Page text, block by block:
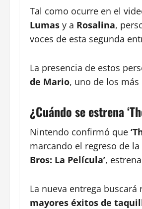
Tal como ocurre en el
Lumas y a Rosalina,
voces de esta segunda
La presencia de estos
de Mario, uno de los
¿Cuándo se estrena
Nintendo confirmó que
marcando el regreso de
Bros: La Película’,
La nueva entrega
mayores éxitos de